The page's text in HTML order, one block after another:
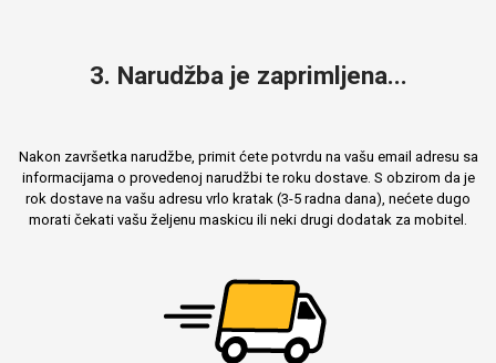
3. Narudžba je zaprimljena...
Nakon završetka narudžbe, primit ćete potvrdu na vašu email adresu sa
informacijama o provedenoj narudžbi te roku dostave. S obzirom da je
rok dostave na vašu adresu vrlo kratak (3-5 radna dana), nećete dugo
morati čekati vašu željenu maskicu ili neki drugi dodatak za mobitel.